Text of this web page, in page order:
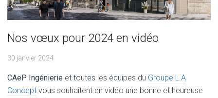
Nos vœux pour 2024 en vidéo
30 janvier 2024
CAeP Ingénierie et toutes les équipes du Groupe L.A
Concept vous souhaitent en vidéo une bonne et heureuse